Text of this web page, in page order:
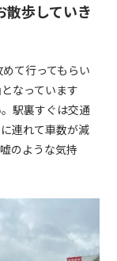
散歩していき
て行ってもらい
なっています
駅裏すぐは交通
連れて車数が減
のような気持